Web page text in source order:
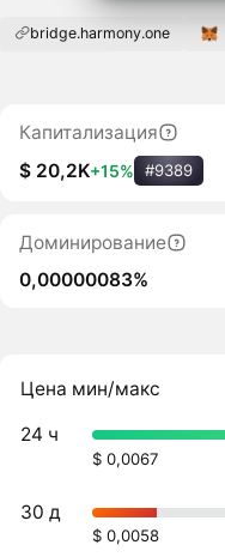
bridge.harmony.one
Капитализация
$ 20,2K+15% #9389
Доминирование
0,00000083%
Цена мин/макс
24 ч
$ 0,0067
30 д
$ 0,0058